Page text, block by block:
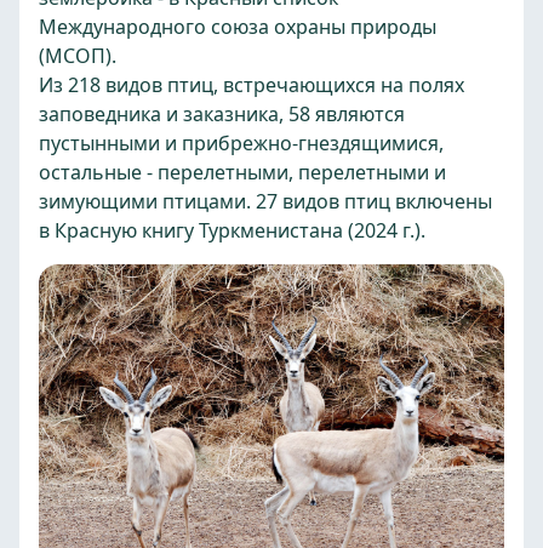
Международного союза охраны природы
(МСОП).
Из 218 видов птиц, встречающихся на полях
заповедника и заказника, 58 являются
пустынными и прибрежно-гнездящимися,
остальные - перелетными, перелетными и
зимующими птицами. 27 видов птиц включены
в Красную книгу Туркменистана (2024 г.).